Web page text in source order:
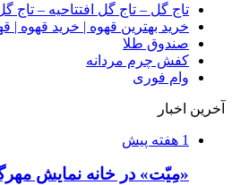
تاج گل – تاج گل افتتاحیه – تاج
خرید بهترین قهوه | خرید قهوه |
صندوق طلا
کفش چرم مردانه
وام فوری
آخرین اخبار
1 هفته پیش
«مِیّت» در خانه نمایش